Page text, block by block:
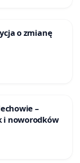
o zmianę
–
i noworodków